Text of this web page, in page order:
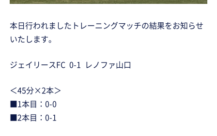
本日行われましたトレーニングマッチの結果をお知らせ
いたします。
ジェイリースFC 0-1 レノファ山口
＜45分×2本＞
■1本目：0-0
■2本目：0-1